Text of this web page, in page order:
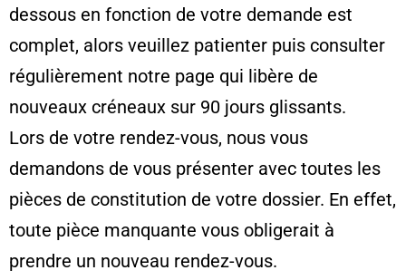
dessous en fonction de votre demande est
complet, alors veuillez patienter puis consulter
régulièrement notre page qui libère de
nouveaux créneaux sur 90 jours glissants.
Lors de votre rendez-vous, nous vous
demandons de vous présenter avec toutes les
pièces de constitution de votre dossier. En effet,
toute pièce manquante vous obligerait à
prendre un nouveau rendez-vous.